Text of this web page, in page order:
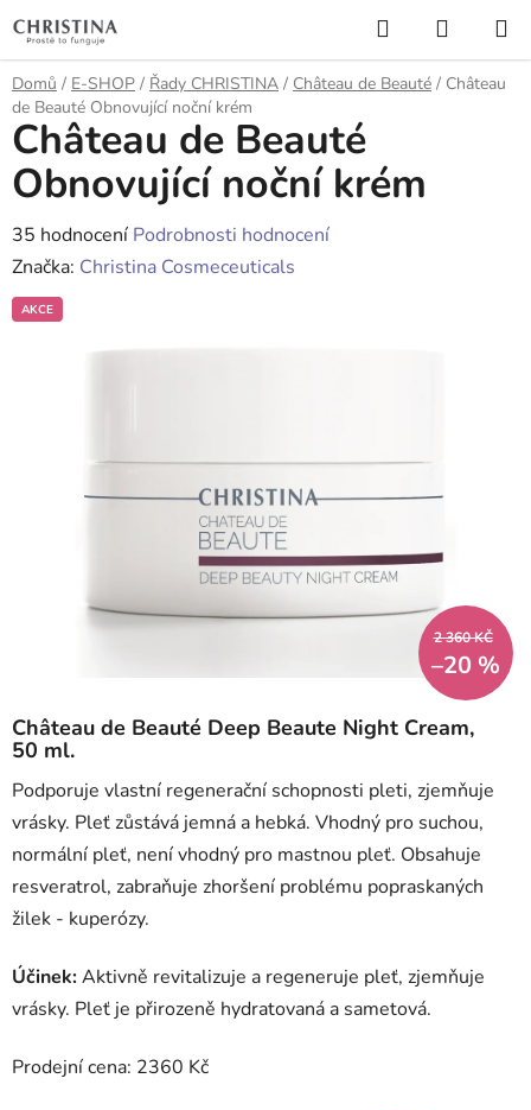
na
obsah
Hledat
KOŠÍK
Domů / E-SHOP / Řady CHRISTINA / Château de Beauté / Château
de Beauté Obnovující noční krém
Château de Beauté Deep Beaute Night Cream,
50 ml.
Podporuje vlastní regenerační schopnosti pleti, zjemňuje
vrásky. Pleť zůstává jemná a hebká. Vhodný pro suchou,
normální pleť, není vhodný pro mastnou pleť. Obsahuje
resveratrol, zabraňuje zhoršení problému popraskaných
žilek - kuperózy.
Účinek:Aktivně revitalizuje a regeneruje pleť, zjemňuje
vrásky. Pleť je přirozeně hydratovaná a sametová.
Prodejní cena: 2360 Kč
Château de Beauté
Obnovující noční krém
Průměrné
hodnocení
produktu
je
35 hodnocení Podrobnosti hodnocení
Značka: Christina Cosmeceuticals
AKCE
2 360 KČ
–20 %